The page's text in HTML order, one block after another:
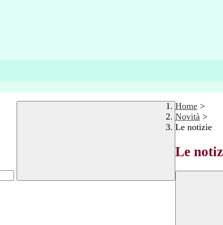
Home >
Novità >
Le notizie
Le